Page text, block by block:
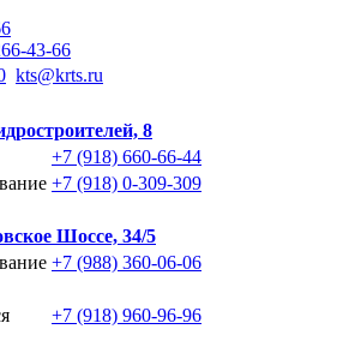
43-66
kts@krts.ru
8
+7 (918) 660-66-44
+7 (918) 0-309-309
Шоссе, 34/5
+7 (988) 360-06-06
+7 (918) 960-96-96